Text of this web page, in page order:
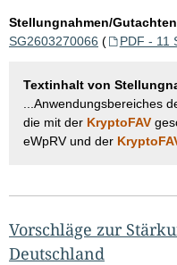
Stellungnahmen/
SG2603270066 ( PDF - 11
Textinhalt von
...Anwendungsbereiches
die mit der KryptoFAV
eWpRV und der
Vorschläge zur
Deutschland